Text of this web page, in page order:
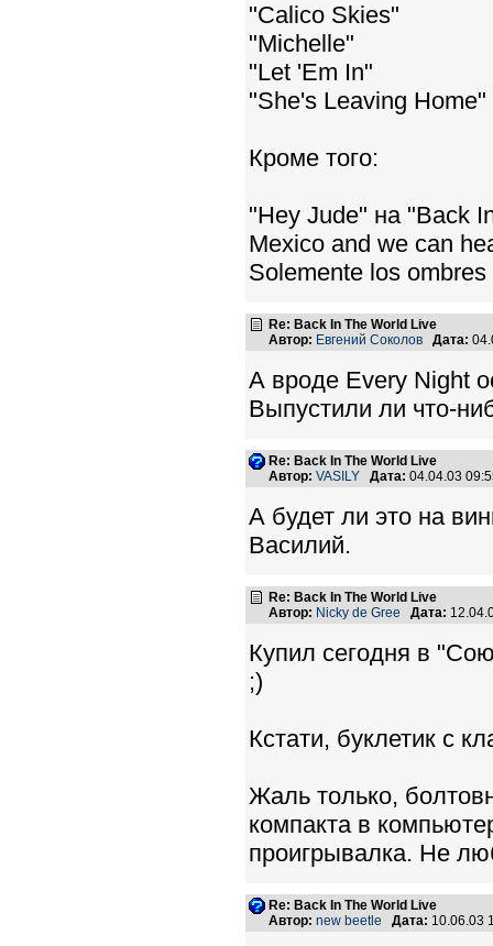
"Calico Skies"
"Michelle"
"Let 'Em In"
"She's Leaving Home"
Кроме того:
"Hey Jude" на "Back
Mexico and we can
Solemente los ombres
Re: Back In The World Live
Автор: Евгений Соколов Дата:
А вроде Every Night
Выпустили ли что-
Re: Back In The World Live
Автор: VASILY Дата: 04.04.03
А будет ли это на
Василий.
Re: Back In The World Live
Автор: Nicky de Gree Дата:
Купил сегодня в
;)
Кстати, буклетик с
Жаль только,
компакта в
проигрывалка. Не
Re: Back In The World Live
Автор: new beetle Дата: 10.06.03